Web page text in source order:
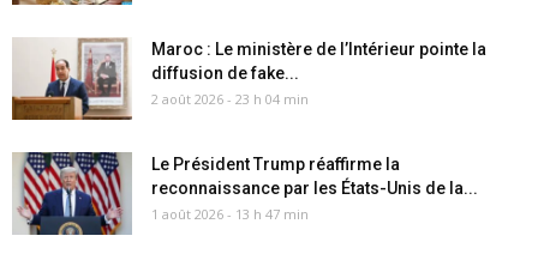
Maroc : Le ministère de l’Intérieur pointe la
diffusion de fake...
2 août 2026 - 23 h 04 min
Le Président Trump réaffirme la
reconnaissance par les États-Unis de la...
1 août 2026 - 13 h 47 min